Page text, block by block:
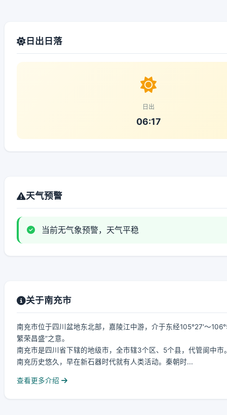
日出日落
日出
06:17
天气预警
当前无气象预警，天气平稳
关于南充市
南充市位于四川盆地东北部，嘉陵江中游，介于东经105°27′～
繁荣昌盛”之意。
南充市是四川省下辖的地级市，全市辖3个区、5个县，代管阆中
南充历史悠久，早在新石器时代就有人类活动。秦朝时...
查看更多介绍